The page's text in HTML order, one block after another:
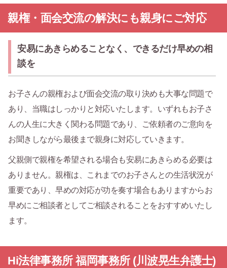
親権・面会交流の解決にも親身にご対応
安易にあきらめることなく、できるだけ早めの相
談を
お子さんの親権および面会交流の取り決めも大事な問題で
あり、当職はしっかりと対応いたします。いずれもお子さ
んの人生に大きく関わる問題であり、ご依頼者のご意向を
お聞きしながら最後まで親身に対応していきます。
父親側で親権を希望される場合も安易にあきらめる必要は
ありません。親権は、これまでのお子さんとの生活状況が
重要であり、早めの対応が功を奏す場合もありますからお
早めにご相談者としてご相談されることをおすすめいたし
ます。
Hi法律事務所 福岡事務所 (川波晃生弁護士)